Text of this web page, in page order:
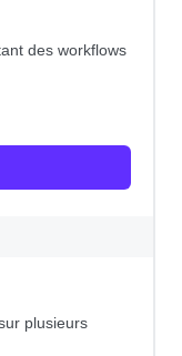
des workflows
plusieurs